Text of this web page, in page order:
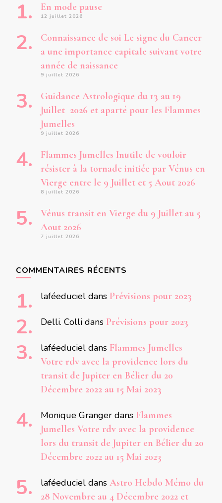
En mode pause
12 juillet 2026
Connaissance de soi Le signe du Cancer
a une importance capitale suivant votre
année de naissance
9 juillet 2026
Guidance Astrologique du 13 au 19
Juillet 2026 et aparté pour les Flammes
Jumelles
9 juillet 2026
Flammes Jumelles Inutile de vouloir
résister à la tornade initiée par Vénus en
Vierge entre le 9 Juillet et 5 Aout 2026
8 juillet 2026
Vénus transit en Vierge du 9 Juillet au 5
Aout 2026
7 juillet 2026
COMMENTAIRES RÉCENTS
laféeduciel dans Prévisions pour 2023
Delli. Colli dans Prévisions pour 2023
laféeduciel dans Flammes Jumelles
Votre rdv avec la providence lors du
transit de Jupiter en Bélier du 20
Décembre 2022 au 15 Mai 2023
Monique Granger dans Flammes
Jumelles Votre rdv avec la providence
lors du transit de Jupiter en Bélier du 20
Décembre 2022 au 15 Mai 2023
laféeduciel dans Astro Hebdo Mémo du
28 Novembre au 4 Décembre 2022 et